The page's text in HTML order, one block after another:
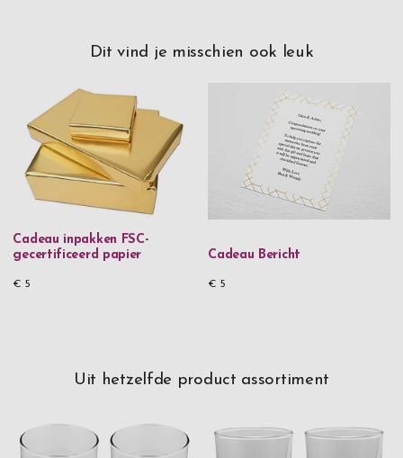
Dit vind je misschien ook leuk
Cadeau inpakken FSC-
gecertificeerd papier
€ 5
Cadeau Bericht
€ 5
Uit hetzelfde product assortiment